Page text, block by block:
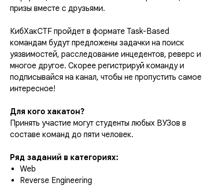
призы вместе с друзьями.
КибХакCTF пройдет в формате Task-Based
командам будут предложены задачки на поиск
уязвимостей, расследование инцедентов, реверс и
многое другое. Скорее регистрируй команду и
подписывайся на канал, чтобы не пропустить самое
интересное!
Для кого хакатон?
Принять участие могут студенты любых ВУЗов в
составе команд до пяти человек.
Ряд заданий в категориях:
Web
Reverse Engineering